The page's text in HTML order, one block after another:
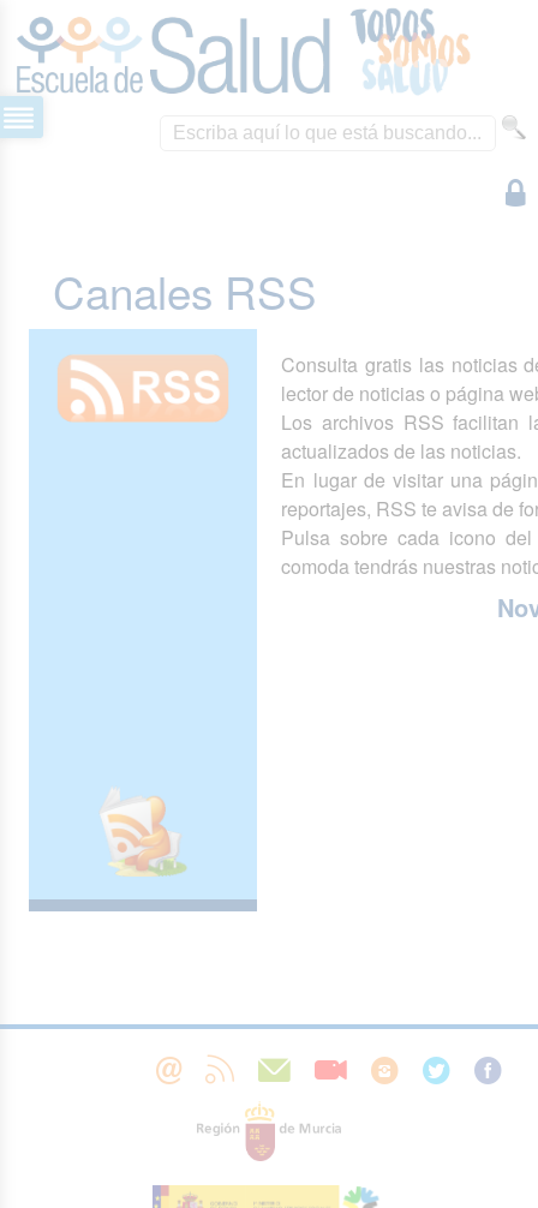
Canales RSS
Consulta gratis las noticias
lector de noticias o página
Los archivos RSS facilitan
actualizados de las noticias.
En lugar de visitar una
reportajes, RSS te avisa de
Pulsa sobre cada icono
comoda tendrás nuestras